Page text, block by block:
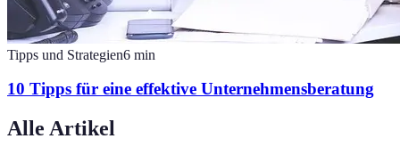
Tipps und Strategien6 min
10 Tipps für eine effektive Unternehmensberatung
Alle Artikel